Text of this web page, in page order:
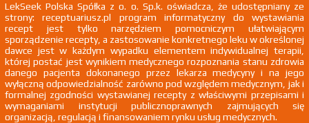
Wszystkie dawki leku ATC
LekSeek Polska Spółka z o. o. Sp.k. oświadcza, że udostępniany ze
strony: receptuariusz.pl program informatyczny do wystawiania
recept jest tylko narzędziem pomocniczym ułatwiającym
sporządzenie recepty, a zastosowanie konkretnego leku w określonej
dawce jest w każdym wypadku elementem indywidualnej terapii,
której postać jest wynikiem medycznego rozpoznania stanu zdrowia
danego pacjenta dokonanego przez lekarza medycyny i na jego
wyłączną odpowiedzialność zarówno pod względem medycznym, jak i
formalnej zgodności wystawianej recepty z właściwymi przepisami i
wymaganiami instytucji publicznoprawnych zajmujących się
organizacją, regulacją i finansowaniem rynku usług medycznych.